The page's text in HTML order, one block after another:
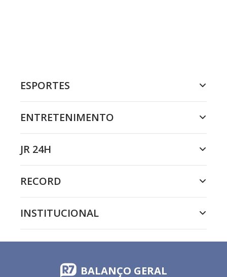
ESPORTES
ENTRETENIMENTO
JR 24H
RECORD
INSTITUCIONAL
BALANÇO GERAL